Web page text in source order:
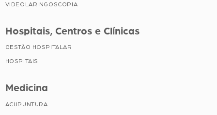
VIDEOLARINGOSCOPIA
Hospitais, Centros e Clínicas
GESTÃO HOSPITALAR
HOSPITAIS
Medicina
ACUPUNTURA